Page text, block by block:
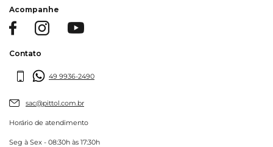
Acompanhe
Contato
49 9936-2490
sac@pittol.com.br
Horário de atendimento
Seg à Sex - 08:30h às 17:30h